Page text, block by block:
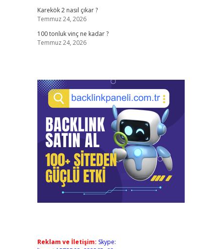
Karekök 2 nasıl çıkar ?
Temmuz 24, 2026
100 tonluk vinç ne kadar ?
Temmuz 24, 2026
Reklam ve İletişim: Skype: